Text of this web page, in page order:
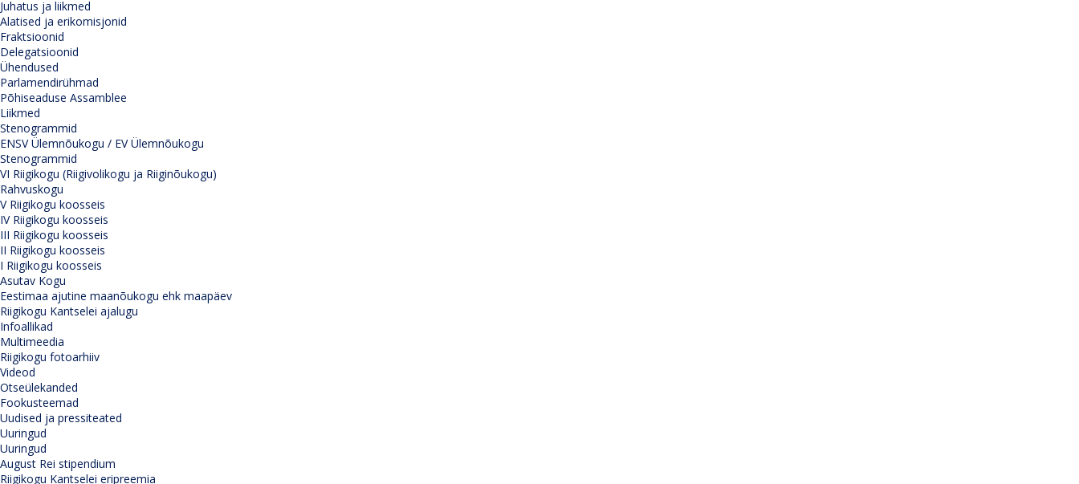
Juhatus ja liikmed
Alatised ja erikomisjonid
Fraktsioonid
Delegatsioonid
Ühendused
Parlamendirühmad
Põhiseaduse Assamblee
Liikmed
Stenogrammid
ENSV Ülemnõukogu / EV Ülemnõukogu
Stenogrammid
VI Riigikogu (Riigivolikogu ja Riiginõukogu)
Rahvuskogu
V Riigikogu koosseis
IV Riigikogu koosseis
III Riigikogu koosseis
II Riigikogu koosseis
I Riigikogu koosseis
Asutav Kogu
Eestimaa ajutine maanõukogu ehk maapäev
Riigikogu Kantselei ajalugu
Infoallikad
Multimeedia
Riigikogu fotoarhiiv
Videod
Otseülekanded
Fookusteemad
Uudised ja pressiteated
Uuringud
Uuringud
August Rei stipendium
Riigikogu Kantselei eripreemia